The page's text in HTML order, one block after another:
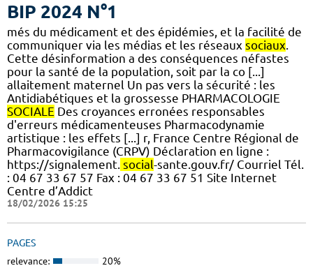
BIP 2024 N°1
més du médicament et des épidémies, et la facilité de
communiquer via les médias et les réseaux sociaux.
Cette désinformation a des conséquences néfastes
pour la santé de la population, soit par la co [...]
allaitement maternel Un pas vers la sécurité : les
Antidiabétiques et la grossesse PHARMACOLOGIE
SOCIALE Des croyances erronées responsables
d'erreurs médicamenteuses Pharmacodynamie
artistique : les effets [...] r, France Centre Régional de
Pharmacovigilance (CRPV) Déclaration en ligne :
https://signalement. social-sante.gouv.fr/ Courriel Tél.
: 04 67 33 67 57 Fax : 04 67 33 67 51 Site Internet
Centre d’Addict
18/02/2026 15:25
PAGES
relevance: 20%